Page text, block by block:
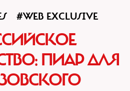
#WEB EXCLUSIVE
ПИАР ДЛЯ